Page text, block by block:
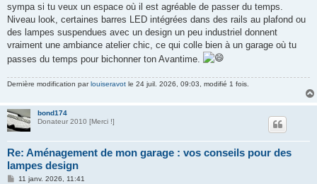
sympa si tu veux un espace où il est agréable de passer du temps.
Niveau look, certaines barres LED intégrées dans des rails au plafond ou
des lampes suspendues avec un design un peu industriel donnent
vraiment une ambiance atelier chic, ce qui colle bien à un garage où tu
passes du temps pour bichonner ton Avantime.
Dernière modification parlouiseravot le 24 juil. 2026, 09:03, modifié 1 fois.
bond174
Donateur 2010 [Merci !]
Re: Aménagement de mon garage : vos conseils pour des
lampes design
M
11 janv. 2026, 11:41